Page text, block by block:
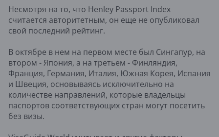
Несмотря на то, что Henley Passport Index
считается авторитетным, он еще не опубликовал
свой последний рейтинг.
В октябре в нем на первом месте был Сингапур, на
втором - Япония, а на третьем - Финляндия,
Франция, Германия, Италия, Южная Корея, Испания
и Швеция, основываясь исключительно на
количестве направлений, которые владельцы
паспортов соответствующих стран могут посетить
без визы.